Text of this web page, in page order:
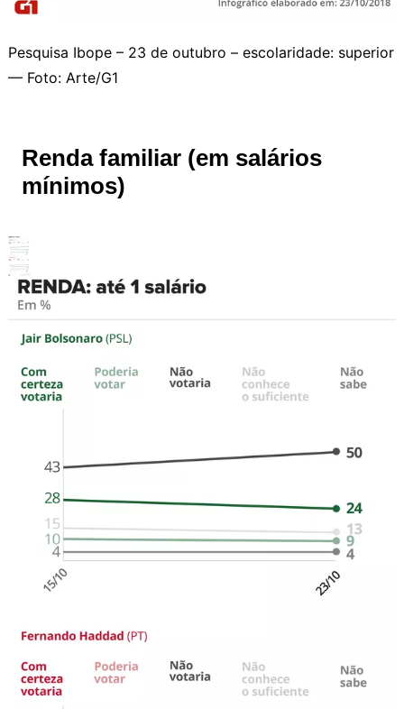
Pesquisa Ibope – 23 de outubro – escolaridade: superior
— Foto: Arte/G1
Renda familiar (em salários
mínimos)